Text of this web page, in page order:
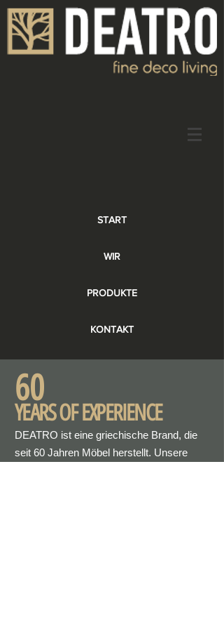
60
YEARS OF EXPERIENCE
DEATRO ist eine griechische Brand, die
seit 60 Jahren Möbel herstellt. Unsere
START
WIR
PRODUKTE
KONTAKT